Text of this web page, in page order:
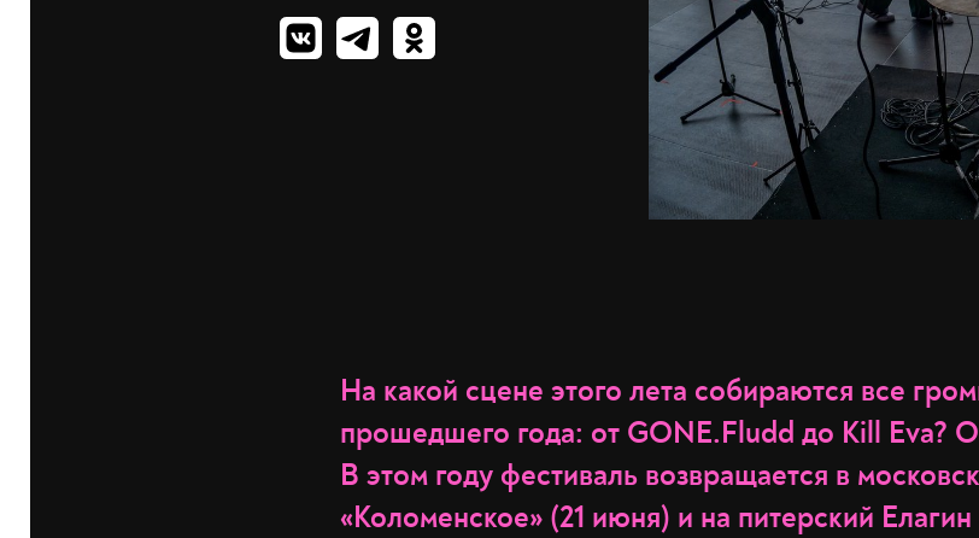
На какой сцене этого лета собираются все
прошедшего года: от GONE.Fludd до Kill Eva?
В этом году фестиваль возвращается в
«Коломенское» (21 июня) и на питерский Елагин